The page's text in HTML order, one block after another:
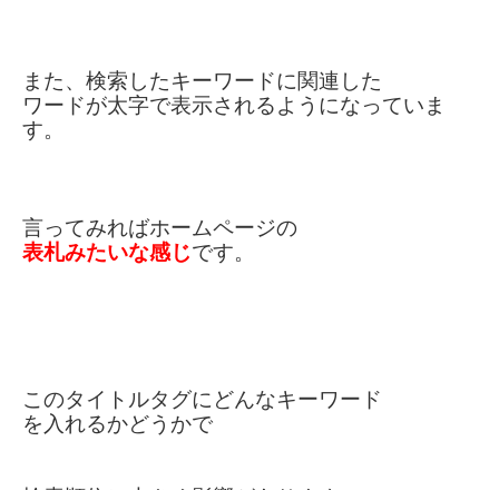
また、検索したキーワードに関連した
ワードが太字で表示されるようになっていま
す。
言ってみればホームページの
表札みたいな感じです。
このタイトルタグにどんなキーワード
を 入れるかどうかで